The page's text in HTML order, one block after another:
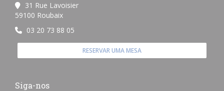
31 Rue Lavoisier
59100 Roubaix((abre numa nova janela))
03 20 73 88 05
RESERVAR UMA MESA
Siga-nos